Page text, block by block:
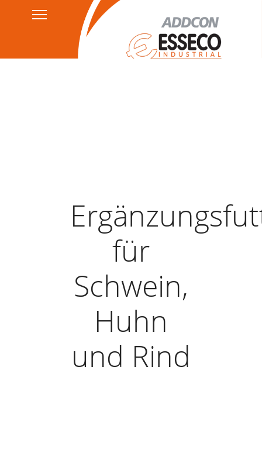
Datenschutzerklärung
HSEQ
AGB's
für
Schwein,
Huhn
und Rind